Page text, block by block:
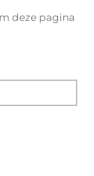
deze pagina